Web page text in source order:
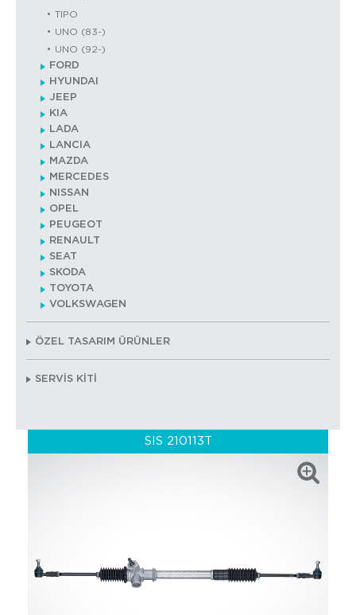
TIPO
UNO (83-)
UNO (92-)
FORD
HYUNDAI
JEEP
KIA
LADA
LANCIA
MAZDA
MERCEDES
NISSAN
OPEL
PEUGEOT
RENAULT
SEAT
SKODA
TOYOTA
VOLKSWAGEN
ÖZEL TASARIM ÜRÜNLER
SERVİS KİTİ
SIS 210113T